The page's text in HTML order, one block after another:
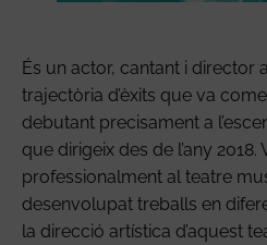
És un actor, cantant i director
trajectòria d’èxits que va
debutant precisament a
que dirigeix des de l’any 2018.
professionalment al teatre
desenvolupat treballs en
la direcció artística d’aquest